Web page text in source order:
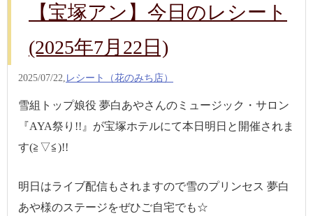
【宝塚アン】今日のレシート
(2025年7月22日)
2025/07/22, レシート（花のみち店）
雪組トップ娘役 夢白あやさんのミュージック・サロン
『AYA祭り!!』が宝塚ホテルにて本日明日と開催されま
す(≧▽≦)!!
明日はライブ配信もされますので雪のプリンセス 夢白
あや様のステージをぜひご自宅でも☆